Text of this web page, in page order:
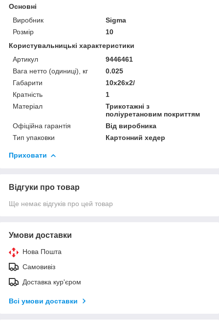
Основні
Виробник
Sigma
Розмір
10
Користувальницькі характеристики
Артикул
9446461
Вага нетто (одиниці), кг
0.025
Габарити
10x26x2/
Кратність
1
Матеріал
Трикотажні з
поліуретановим покриттям
Офіційна гарантія
Від виробника
Тип упаковки
Картонний хедер
Приховати
Відгуки про товар
Ще немає відгуків про цей товар
Умови доставки
Нова Пошта
Самовивіз
Доставка кур'єром
Всі умови доставки